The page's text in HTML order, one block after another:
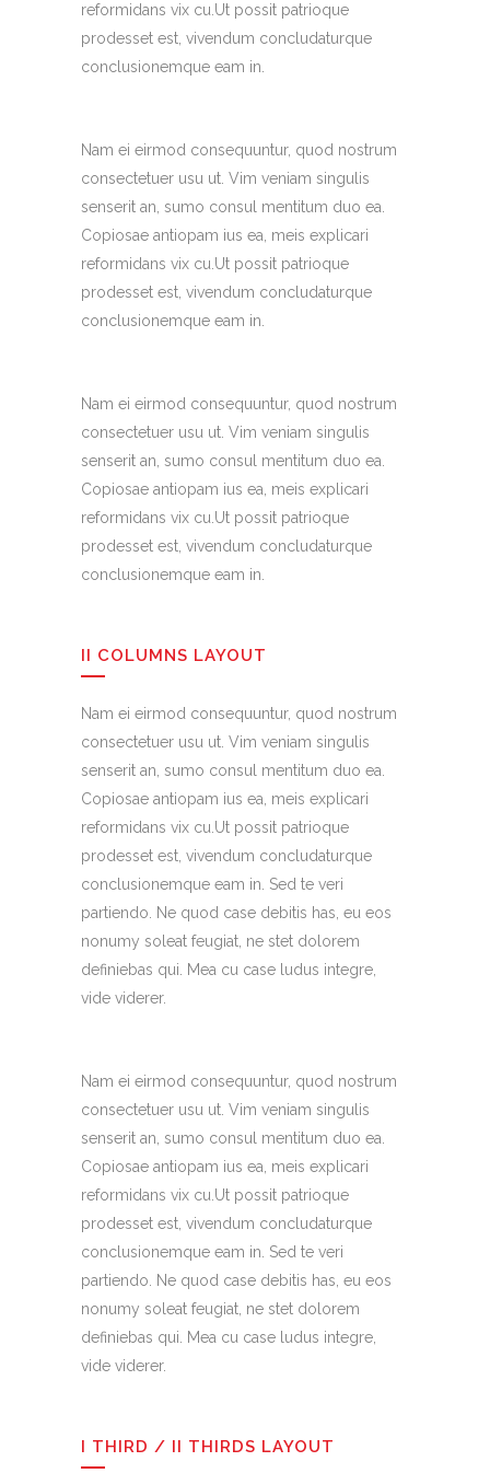
reformidans vix cu.Ut possit patrioque
prodesset est, vivendum concludaturque
conclusionemque eam in.
Nam ei eirmod consequuntur, quod nostrum
consectetuer usu ut. Vim veniam singulis
senserit an, sumo consul mentitum duo ea.
Copiosae antiopam ius ea, meis explicari
reformidans vix cu.Ut possit patrioque
prodesset est, vivendum concludaturque
conclusionemque eam in.
Nam ei eirmod consequuntur, quod nostrum
consectetuer usu ut. Vim veniam singulis
senserit an, sumo consul mentitum duo ea.
Copiosae antiopam ius ea, meis explicari
reformidans vix cu.Ut possit patrioque
prodesset est, vivendum concludaturque
conclusionemque eam in.
II COLUMNS LAYOUT
Nam ei eirmod consequuntur, quod nostrum
consectetuer usu ut. Vim veniam singulis
senserit an, sumo consul mentitum duo ea.
Copiosae antiopam ius ea, meis explicari
reformidans vix cu.Ut possit patrioque
prodesset est, vivendum concludaturque
conclusionemque eam in. Sed te veri
partiendo. Ne quod case debitis has, eu eos
nonumy soleat feugiat, ne stet dolorem
definiebas qui. Mea cu case ludus integre,
vide viderer.
Nam ei eirmod consequuntur, quod nostrum
consectetuer usu ut. Vim veniam singulis
senserit an, sumo consul mentitum duo ea.
Copiosae antiopam ius ea, meis explicari
reformidans vix cu.Ut possit patrioque
prodesset est, vivendum concludaturque
conclusionemque eam in. Sed te veri
partiendo. Ne quod case debitis has, eu eos
nonumy soleat feugiat, ne stet dolorem
definiebas qui. Mea cu case ludus integre,
vide viderer.
I THIRD / II THIRDS LAYOUT